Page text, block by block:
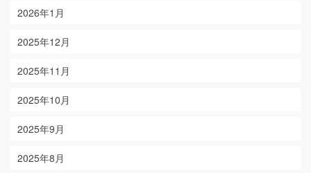
2026年1月
2025年12月
2025年11月
2025年10月
2025年9月
2025年8月